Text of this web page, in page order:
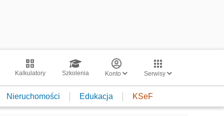
Kalkulatory Szkolenia Konto Serwisy
Nieruchomości Edukacja KSeF